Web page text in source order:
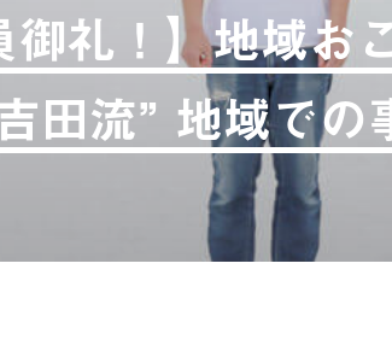
御礼！】地域
田流” 地域での